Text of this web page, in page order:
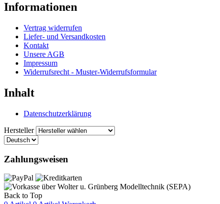
Informationen
Vertrag widerrufen
Liefer- und Versandkosten
Kontakt
Unsere AGB
Impressum
Widerrufsrecht - Muster-Widerrufsformular
Inhalt
Datenschutzerklärung
Hersteller
Zahlungsweisen
Back to Top